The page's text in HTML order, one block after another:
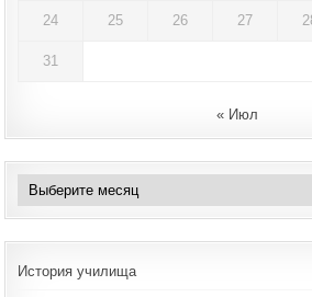
24 25 26 27
31
« Июл
Архивы
История училища